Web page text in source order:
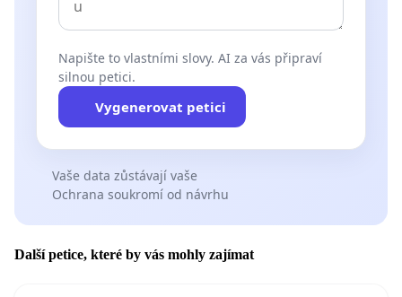
Napište to vlastními slovy. AI za vás připraví
silnou petici.
Vygenerovat petici
Vaše data zůstávají vaše
Ochrana soukromí od návrhu
Další petice, které by vás mohly zajímat